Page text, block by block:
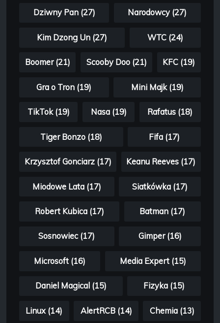
Dziwny Pan (27) Narodowcy (27)
Kim Dzong Un (27) WTC (24)
Boomer (21) Scooby Doo (21) KFC (19)
Gra o Tron (19) Mini Majk (19)
TikTok (19) Nasa (19) Rafatus (18)
Tiger Bonzo (18) Fifa (17)
Krzysztof Gonciarz (17) Keanu Reeves (17)
Miodowe Lata (17) Siatkówka (17)
Robert Kubica (17) Batman (17)
Sosnowiec (17) Gimper (16)
Microsoft (16) Media Expert (15)
Daniel Magical (15) Fizyka (15)
Linux (14) AlertRCB (14) Chemia (13)